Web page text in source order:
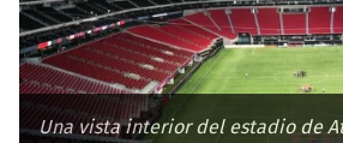
Una vista interior del estadio de